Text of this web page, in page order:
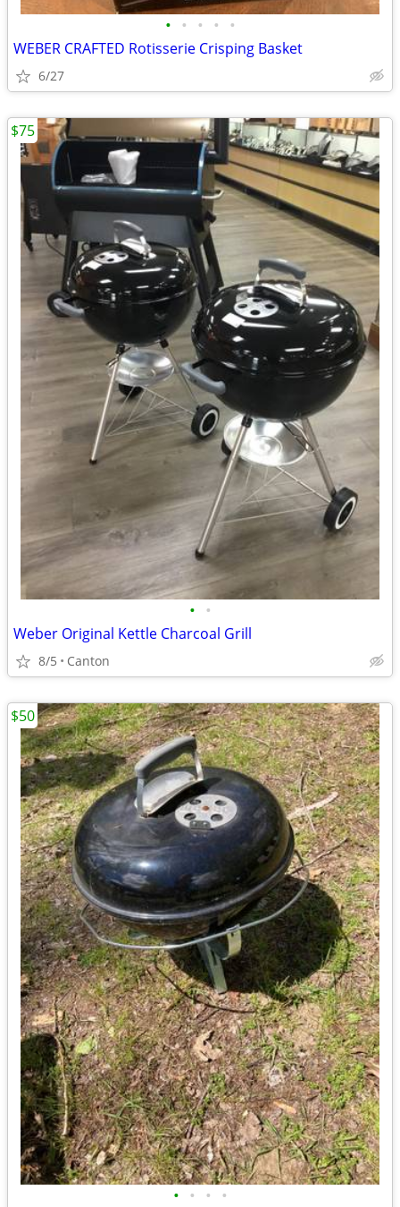
• • • • •
WEBER CRAFTED Rotisserie Crisping Basket
6/27
• •
Weber Original Kettle Charcoal Grill
8/5 Canton
$75
• • • •
$50